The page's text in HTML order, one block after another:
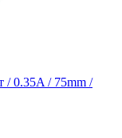
/ 0.35A / 75mm /